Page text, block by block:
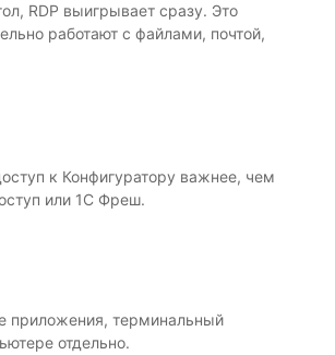
RDP выигрывает сразу. Это
работают с файлами, почтой,
к Конфигуратору важнее, чем
или 1С Фреш.
приложения, терминальный
отдельно.